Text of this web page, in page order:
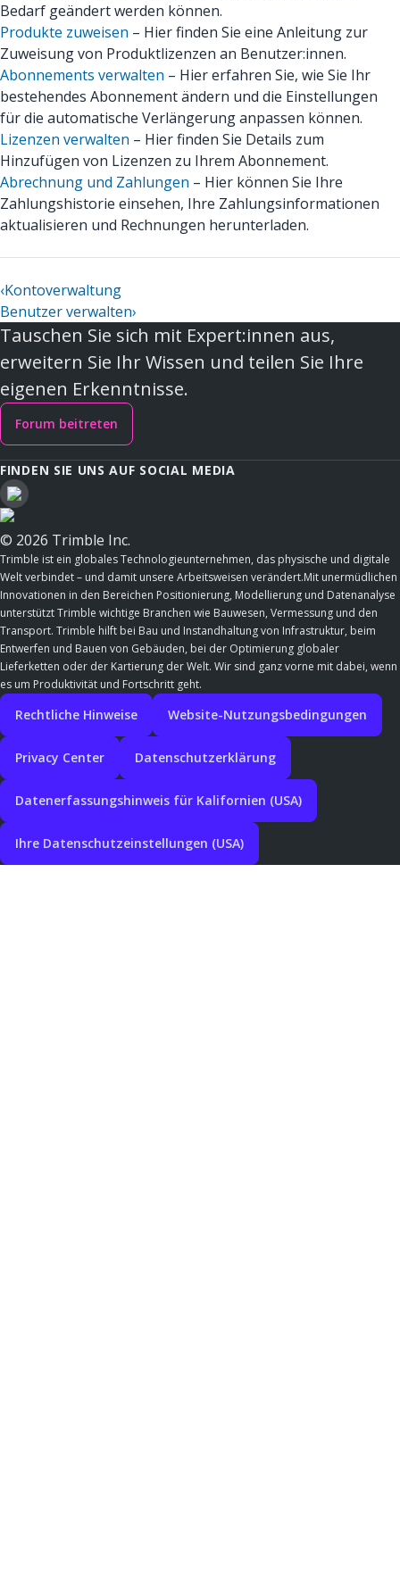
Bedarf geändert werden können.
Produkte zuweisen – Hier finden Sie eine Anleitung zur
Zuweisung von Produktlizenzen an Benutzer:innen.
Abonnements verwalten – Hier erfahren Sie, wie Sie Ihr
bestehendes Abonnement ändern und die Einstellungen
für die automatische Verlängerung anpassen können.
Lizenzen verwalten – Hier finden Sie Details zum
Hinzufügen von Lizenzen zu Ihrem Abonnement.
Abrechnung und Zahlungen – Hier können Sie Ihre
Zahlungshistorie einsehen, Ihre Zahlungsinformationen
aktualisieren und Rechnungen herunterladen.
‹Kontoverwaltung
Benutzer verwalten›
Tauschen Sie sich mit Expert:innen aus,
erweitern Sie Ihr Wissen und teilen Sie Ihre
eigenen Erkenntnisse.
Forum beitreten
FINDEN SIE UNS AUF SOCIAL MEDIA
© 2026 Trimble Inc.
Trimble ist ein globales Technologieunternehmen, das physische und digitale
Welt verbindet – und damit unsere Arbeitsweisen verändert.Mit unermüdlichen
Innovationen in den Bereichen Positionierung, Modellierung und Datenanalyse
unterstützt Trimble wichtige Branchen wie Bauwesen, Vermessung und den
Transport. Trimble hilft bei Bau und Instandhaltung von Infrastruktur, beim
Entwerfen und Bauen von Gebäuden, bei der Optimierung globaler
Lieferketten oder der Kartierung der Welt. Wir sind ganz vorne mit dabei, wenn
es um Produktivität und Fortschritt geht.
Rechtliche Hinweise Website-Nutzungsbedingungen
Privacy Center Datenschutzerklärung
Datenerfassungshinweis für Kalifornien (USA)
Ihre Datenschutzeinstellungen (USA)